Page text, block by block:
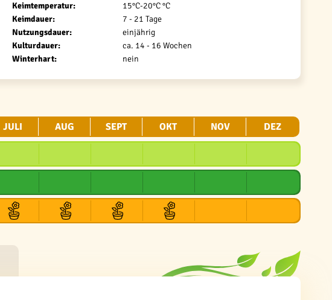
Keimtemperatur:
15°C-20°C °C
Keimdauer:
7 - 21 Tage
Nutzungsdauer:
einjährig
Kulturdauer:
ca. 14 - 16 Wochen
Winterhart:
nein
JULI AUG SEPT OKT NOV DEZ